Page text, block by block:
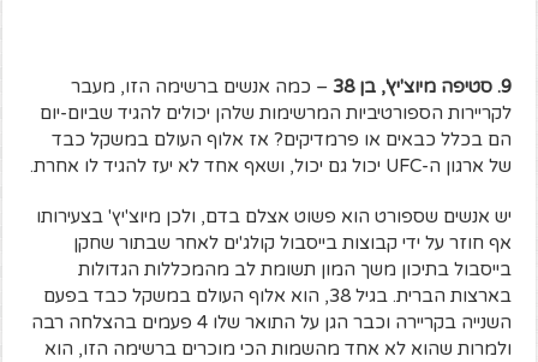
9. סטיפה מיוצ'יץ', בן 38
– כמה אנשים ברשימה הזו, מעבר
לקריירות הספורטיביות המרשימות שלהן יכולים להגיד שביום-יום
הם בכלל כבאים או פרמדיקים? אז אלוף העולם במשקל כבד
של ארגון ה-UFC יכול גם יכול, ושאף אחד לא יעז להגיד לו אחרת.
יש אנשים שספורט הוא פשוט אצלם בדם, ולכן מיוצ'יץ' בצעירותו
אף חוזר על ידי קבוצות בייסבול קולג'ים לאחר שבתור שחקן
בייסבול בתיכון משך המון תשומת לב מהמכללות הגדולות
בארצות הברית. בגיל 38, הוא אלוף העולם במשקל כבד בפעם
השנייה בקריירה וכבר הגן על התואר שלו 4 פעמים בהצלחה רבה
ולמרות שהוא לא אחד מהשמות הכי מוכרים ברשימה הזו, הוא